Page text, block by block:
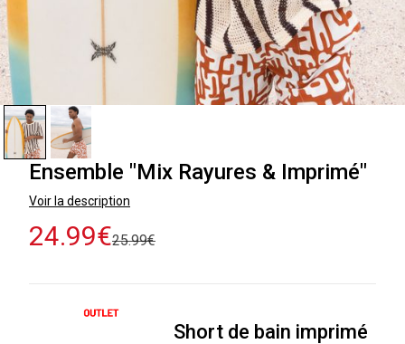
Ensemble "Mix Rayures & Imprimé"
Voir la description
24.99€25.99€
Short de bain imprimé